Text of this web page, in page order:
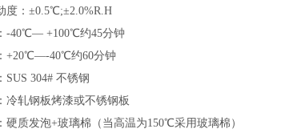
度：±0.5℃;±2.0%R.H
-40℃— +100℃约45分钟
+20℃—-40℃约60分钟
SUS 304# 不锈钢
冷轧钢板烤漆或不锈钢板
硬质发泡+玻璃棉（当高温为150℃采用玻璃棉）